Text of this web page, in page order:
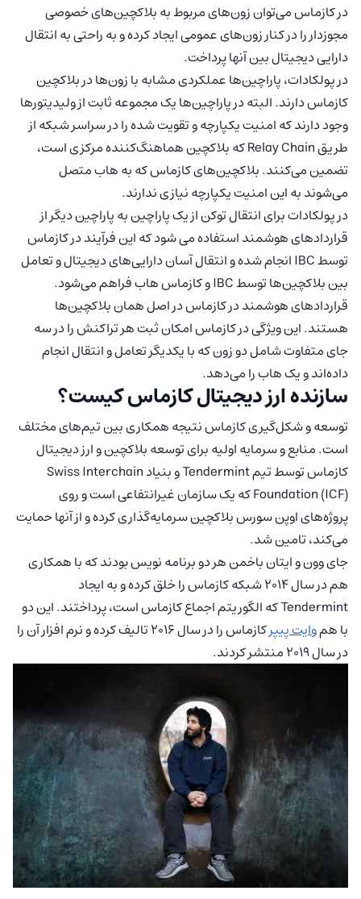
در کازماس می‌توان زون‌های مربوط به بلاکچین‌های خصوصی
مجوزدار را در کنار زون‌های عمومی ایجاد کرده و به راحتی به انتقال
دارایی دیجیتال بین آنها پرداخت.
در پولکادات، پاراچین‌ها عملکردی مشابه با زون‌ها در بلاکچین
کازماس دارند. البته در پاراچین‌ها یک مجموعه ثابت از ولیدیتورها
وجود دارند که امنیت یکپارچه و تقویت شده را در سراسر شبکه از
طریق Relay Chain که بلاکچین هماهنگ‌کننده مرکزی است،
تضمین می‌کنند. بلاکچین‌های کازماس که به هاب متصل
می‌شوند به این امنیت یکپارچه نیازی ندارند.
در پولکادات برای انتقال توکن از یک پاراچین به پاراچین دیگر از
قراردادهای هوشمند استفاده می شود که این فرآیند در کازماس
توسط IBC انجام شده و انتقال آسان دارایی‌های دیجیتال و تعامل
بین بلاکچین‌ها توسط IBC و کازماس هاب فراهم می‌شود.
قراردادهای هوشمند در کازماس در اصل همان بلاکچین‌ها
هستند. این ویژگی در کازماس امکان ثبت هر تراکنش را در سه
جای متفاوت شامل دو زون که با یکدیگر تعامل و انتقال انجام
داده‌اند و یک هاب را می‌دهد.
سازنده ارز دیجیتال کازماس کیست؟
توسعه و شکل‌گیری کازماس نتیجه همکاری بین تیم‌های مختلف
است. منابع و سرمایه اولیه برای توسعه بلاکچین و ارز دیجیتال
کازماس توسط تیم Tendermint و بنیاد Swiss Interchain
Foundation (ICF) که یک سازمان غیرانتفاعی است و روی
پروژه‌های اوپن سورس بلاکچین سرمایه‌گذاری کرده و از آنها حمایت
می‌کند، تامین شد.
جای وون و ایتان باخمن هر دو برنامه نویس بودند که با همکاری
هم در سال ۲۰۱۴ شبکه کازماس را خلق کرده و به ایجاد
Tendermint که الگوریتم اجماع کازماس است، پرداختند. این دو
با هموایت پیپر
کازماس را در سال ۲۰۱۶ تالیف کرده و نرم افزار آن را
در سال ۲۰۱۹ منتشر کردند.